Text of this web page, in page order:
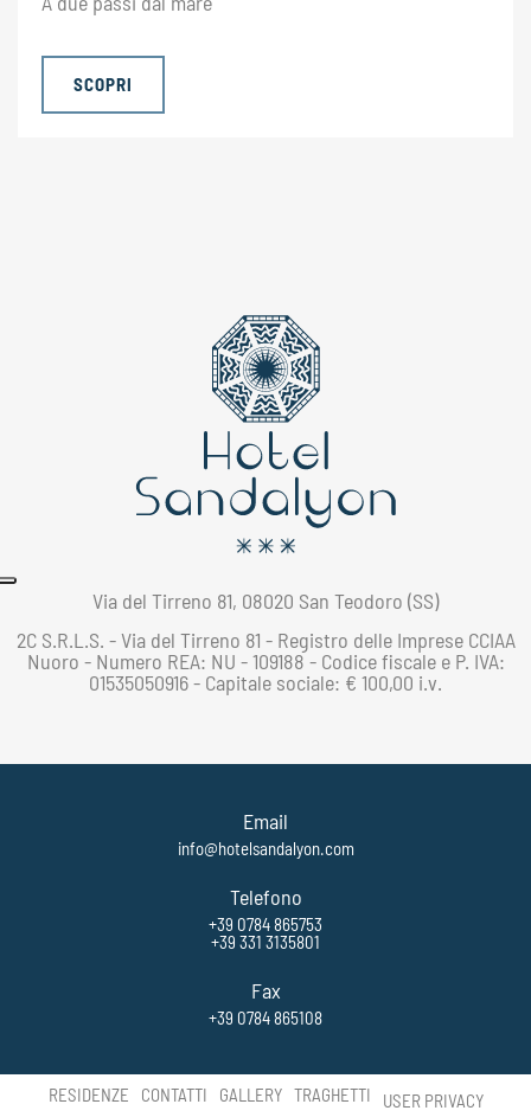
SCOPRI
Via del Tirreno 81, 08020 San Teodoro (SS)
2C S.R.L.S. - Via del Tirreno 81 - Registro delle Imprese CCIAA
Nuoro - Numero REA: NU - 109188 - Codice fiscale e P. IVA:
01535050916 - Capitale sociale: € 100,00 i.v.
Email
info@hotelsandalyon.com
Telefono
+39 0784 865753
+39 331 3135801
Fax
+39 0784 865108
RESIDENZE CONTATTI GALLERY TRAGHETTI
USER PRIVACY